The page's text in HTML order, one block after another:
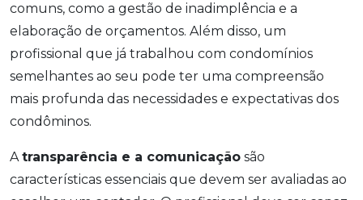
comuns, como a gestão de inadimplência e a
elaboração de orçamentos. Além disso, um
profissional que já trabalhou com condomínios
semelhantes ao seu pode ter uma compreensão
mais profunda das necessidades e expectativas dos
condôminos.
Atransparência e a comunicação são
características essenciais que devem ser avaliadas ao